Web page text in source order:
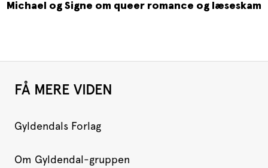
Michael og Signe om queer romance og læseskam
FÅ MERE VIDEN
Gyldendals Forlag
Om Gyldendal-gruppen